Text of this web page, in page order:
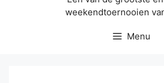
weekendtoernooien
Menu